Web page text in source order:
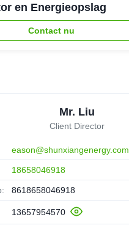
en Energieopslag
Contact nu
Mr. Liu
Client Director
eason@shunxiangenergy.com
18658046918
8618658046918
13657954570